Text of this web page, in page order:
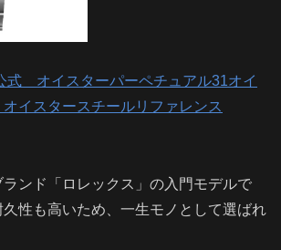
式 オイスターパーペチュアル31オイ
イスタースチールリファレンス
ンド「ロレックス」の入門モデルで
性も高いため、一生モノとして選ばれ